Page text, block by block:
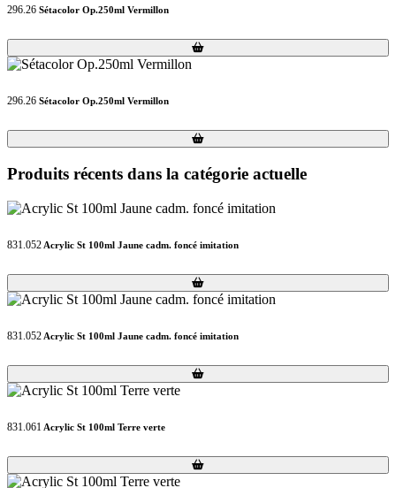
296.26 Sétacolor Op.250ml Vermillon
Loading...
Loading...
296.26 Sétacolor Op.250ml Vermillon
Loading...
Loading...
Produits récents dans la catégorie actuelle
831.052 Acrylic St 100ml Jaune cadm. foncé imitation
Loading...
Loading...
831.052 Acrylic St 100ml Jaune cadm. foncé imitation
Loading...
Loading...
831.061 Acrylic St 100ml Terre verte
Loading...
Loading...